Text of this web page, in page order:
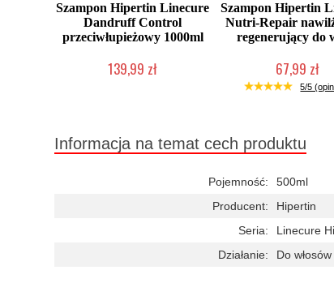
Szampon Hipertin Linecure
Dandruff Control
przeciwłupieżowy 1000ml
139,99 zł
Szampon Hipertin
Nutri-Repair
regenerujący do
67,99 zł
Duża ilość (wysyłka w
5/5
Informacja na temat cech produktu
Pojemność:
500ml
Producent:
Hipertin
Seria:
Linecure
Działanie:
Do